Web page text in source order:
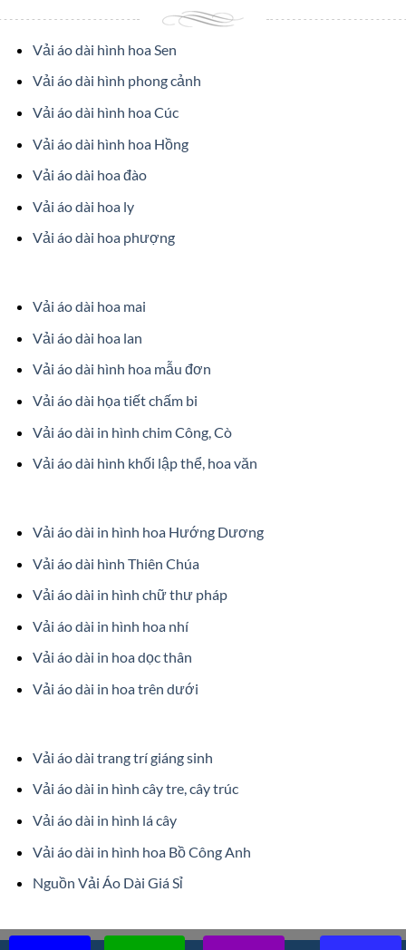
Vải áo dài hình hoa Sen
Vải áo dài hình phong cảnh
Vải áo dài hình hoa Cúc
Vải áo dài hình hoa Hồng
Vải áo dài hoa đào
Vải áo dài hoa ly
Vải áo dài hoa phượng
Vải áo dài hoa mai
Vải áo dài hoa lan
Vải áo dài hình hoa mẫu đơn
Vải áo dài họa tiết chấm bi
Vải áo dài in hình chim Công, Cò
Vải áo dài hình khối lập thể, hoa văn
Vải áo dài in hình hoa Hướng Dương
Vải áo dài hình Thiên Chúa
Vải áo dài in hình chữ thư pháp
Vải áo dài in hình hoa nhí
Vải áo dài in hoa dọc thân
Vải áo dài in hoa trên dưới
Vải áo dài trang trí giáng sinh
Vải áo dài in hình cây tre, cây trúc
Vải áo dài in hình lá cây
Vải áo dài in hình hoa Bồ Công Anh
Nguồn Vải Áo Dài Giá Sỉ